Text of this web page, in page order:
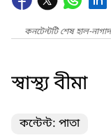
কনটেন্টটি শেষ হাল-
স্বাস্থ্য বীমা
কন্টেন্ট: পাতা